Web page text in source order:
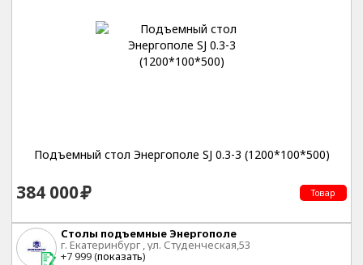
Подъемный стол Энергополе SJ 0.3-3 (1200*100*500)
384 000 Товар
Столы подъемные Энергополе
г. Екатеринбург , ул. Студенческая,53
+7 999 (показать)